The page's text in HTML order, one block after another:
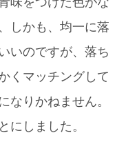
しかも、均一に落
いのですが、落ち
くマッチングして
なりかねません。
にしました。